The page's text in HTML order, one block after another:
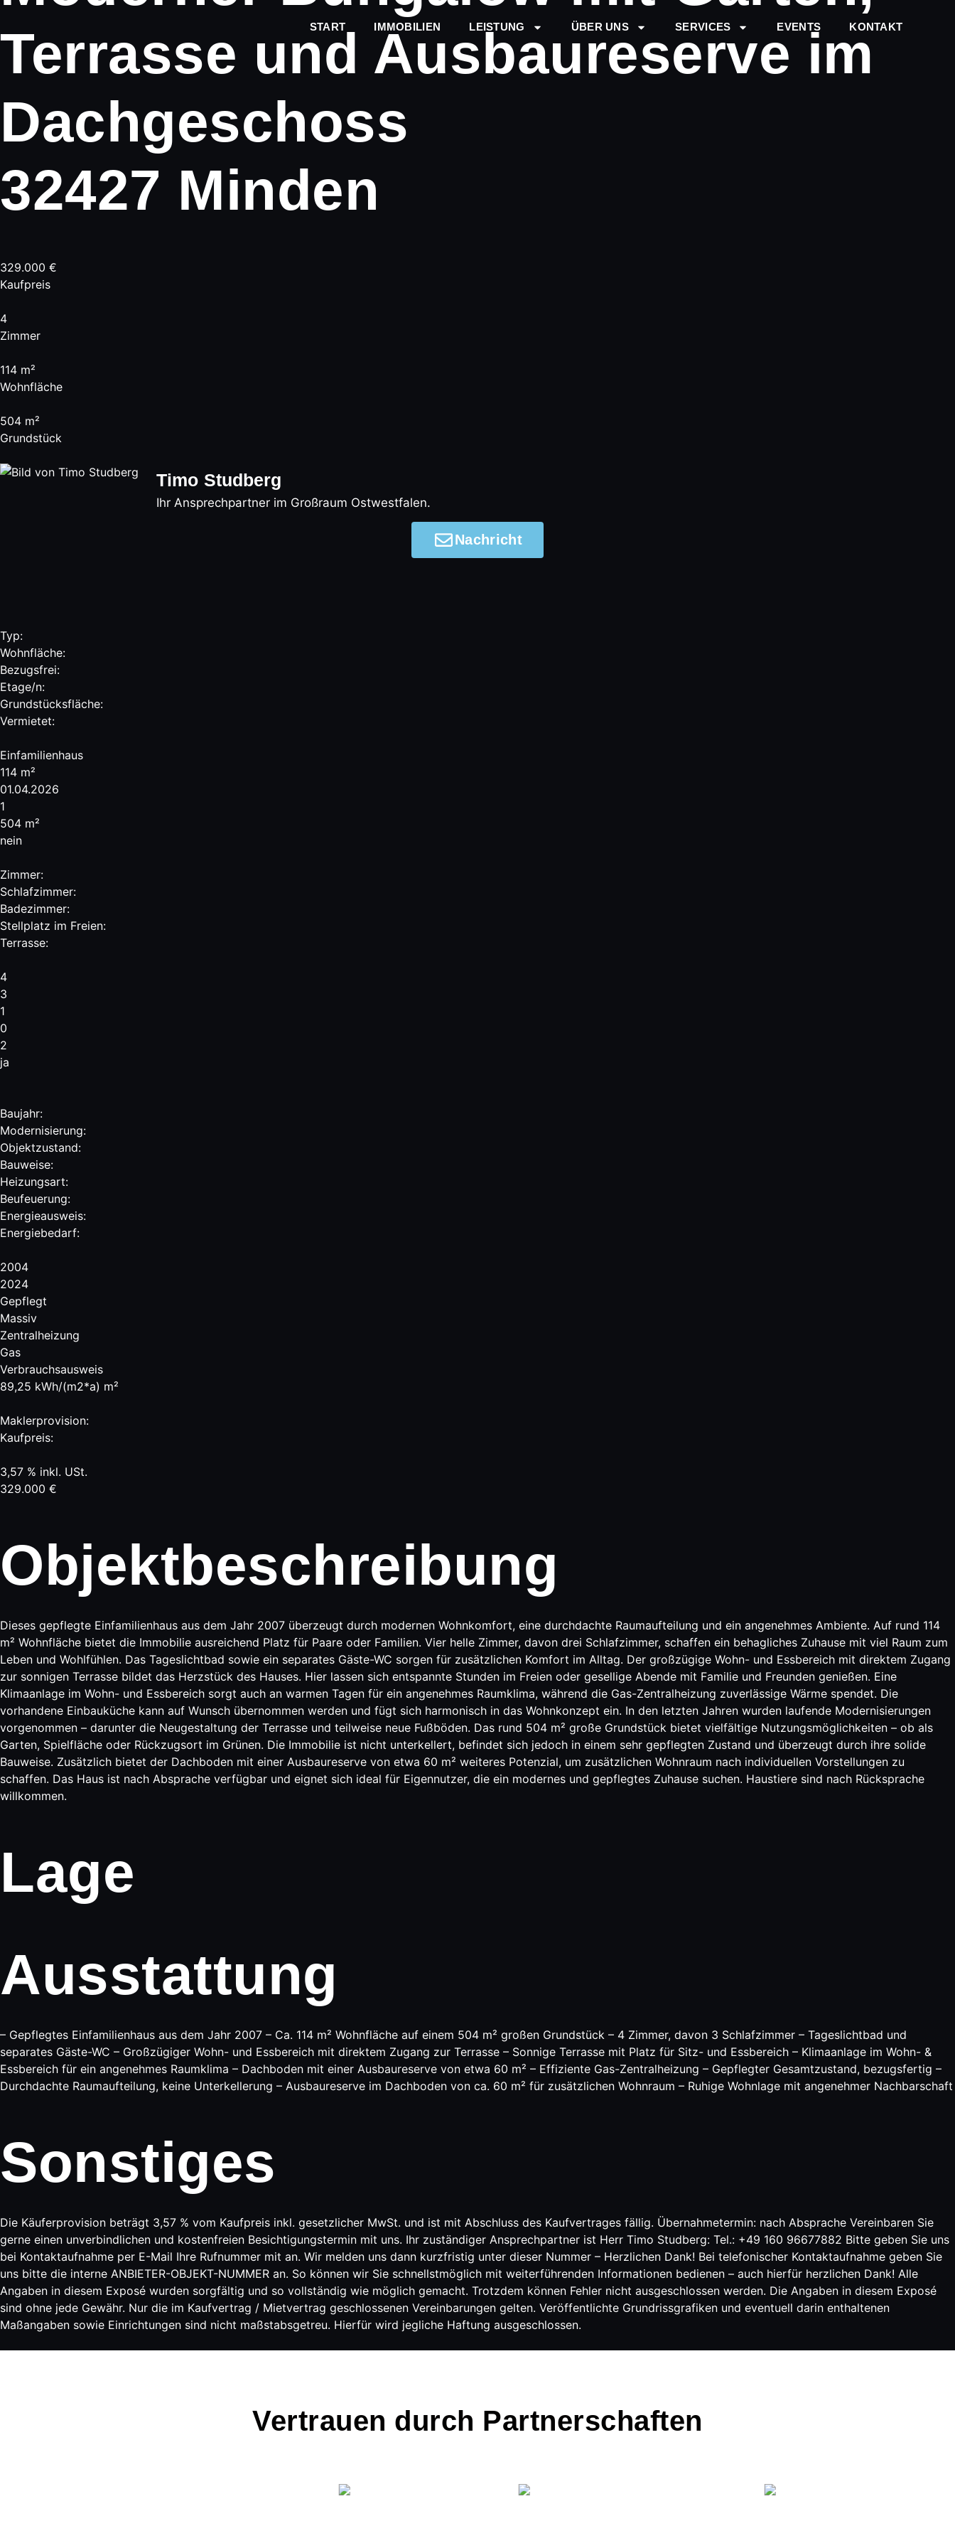
START IMMOBILIEN LEISTUNG ÜBER UNS SERVICES EVENTS KONTAKT
Terrasse und Ausbaureserve im
Dachgeschoss
32427 Minden
329.000 €
Kaufpreis
4
Zimmer
114 m²
Wohnfläche
504 m²
Grundstück
Timo Studberg
Ihr Ansprechpartner im Großraum Ostwestfalen.
Nachricht
Typ:
Wohnfläche:
Bezugsfrei:
Etage/n:
Grundstücksfläche:
Vermietet:
Einfamilienhaus
114 m²
01.04.2026
1
504 m²
nein
Zimmer:
Schlafzimmer:
Badezimmer:
Stellplatz im Freien:
Terrasse:
4
3
1
0
2
ja
Baujahr:
Modernisierung:
Objektzustand:
Bauweise:
Heizungsart:
Beufeuerung:
Energieausweis:
Energie­bedarf:
2004
2024
Gepflegt
Massiv
Zentralheizung
Gas
Verbrauchsausweis
89,25 kWh/(m2*a) m²
Maklerprovision:
Kaufpreis:
3,57 % inkl. USt.
329.000 €
Objektbeschreibung
Dieses gepflegte Einfamilienhaus aus dem Jahr 2007 überzeugt durch modernen Wohnkomfort, eine durchdachte Raumaufteilung und ein angenehmes Ambiente. Auf rund 114
m² Wohnfläche bietet die Immobilie ausreichend Platz für Paare oder Familien. Vier helle Zimmer, davon drei Schlafzimmer, schaffen ein behagliches Zuhause mit viel Raum zum
Leben und Wohlfühlen. Das Tageslichtbad sowie ein separates Gäste-WC sorgen für zusätzlichen Komfort im Alltag. Der großzügige Wohn- und Essbereich mit direktem Zugang
zur sonnigen Terrasse bildet das Herzstück des Hauses. Hier lassen sich entspannte Stunden im Freien oder gesellige Abende mit Familie und Freunden genießen. Eine
Klimaanlage im Wohn- und Essbereich sorgt auch an warmen Tagen für ein angenehmes Raumklima, während die Gas-Zentralheizung zuverlässige Wärme spendet. Die
vorhandene Einbauküche kann auf Wunsch übernommen werden und fügt sich harmonisch in das Wohnkonzept ein. In den letzten Jahren wurden laufende Modernisierungen
vorgenommen – darunter die Neugestaltung der Terrasse und teilweise neue Fußböden. Das rund 504 m² große Grundstück bietet vielfältige Nutzungsmöglichkeiten – ob als
Garten, Spielfläche oder Rückzugsort im Grünen. Die Immobilie ist nicht unterkellert, befindet sich jedoch in einem sehr gepflegten Zustand und überzeugt durch ihre solide
Bauweise. Zusätzlich bietet der Dachboden mit einer Ausbaureserve von etwa 60 m² weiteres Potenzial, um zusätzlichen Wohnraum nach individuellen Vorstellungen zu
schaffen. Das Haus ist nach Absprache verfügbar und eignet sich ideal für Eigennutzer, die ein modernes und gepflegtes Zuhause suchen. Haustiere sind nach Rücksprache
willkommen.
Lage
Ausstattung
– Gepflegtes Einfamilienhaus aus dem Jahr 2007 – Ca. 114 m² Wohnfläche auf einem 504 m² großen Grundstück – 4 Zimmer, davon 3 Schlafzimmer – Tageslichtbad und
separates Gäste-WC – Großzügiger Wohn- und Essbereich mit direktem Zugang zur Terrasse – Sonnige Terrasse mit Platz für Sitz- und Essbereich – Klimaanlage im Wohn- &
Essbereich für ein angenehmes Raumklima – Dachboden mit einer Ausbaureserve von etwa 60 m² – Effiziente Gas-Zentralheizung – Gepflegter Gesamtzustand, bezugsfertig –
Durchdachte Raumaufteilung, keine Unterkellerung – Ausbaureserve im Dachboden von ca. 60 m² für zusätzlichen Wohnraum – Ruhige Wohnlage mit angenehmer Nachbarschaft
Sonstiges
Die Käuferprovision beträgt 3,57 % vom Kaufpreis inkl. gesetzlicher MwSt. und ist mit Abschluss des Kaufvertrages fällig. Übernahmetermin: nach Absprache Vereinbaren Sie
gerne einen unverbindlichen und kostenfreien Besichtigungstermin mit uns. Ihr zuständiger Ansprechpartner ist Herr Timo Studberg: Tel.: +49 160 96677882 Bitte geben Sie uns
bei Kontaktaufnahme per E-Mail Ihre Rufnummer mit an. Wir melden uns dann kurzfristig unter dieser Nummer – Herzlichen Dank! Bei telefonischer Kontaktaufnahme geben Sie
uns bitte die interne ANBIETER-OBJEKT-NUMMER an. So können wir Sie schnellstmöglich mit weiterführenden Informationen bedienen – auch hierfür herzlichen Dank! Alle
Angaben in diesem Exposé wurden sorgfältig und so vollständig wie möglich gemacht. Trotzdem können Fehler nicht ausgeschlossen werden. Die Angaben in diesem Exposé
sind ohne jede Gewähr. Nur die im Kaufvertrag / Mietvertrag geschlossenen Vereinbarungen gelten. Veröffentlichte Grundrissgrafiken und eventuell darin enthaltenen
Maßangaben sowie Einrichtungen sind nicht maßstabsgetreu. Hierfür wird jegliche Haftung ausgeschlossen.
Vertrauen durch Partnerschaften